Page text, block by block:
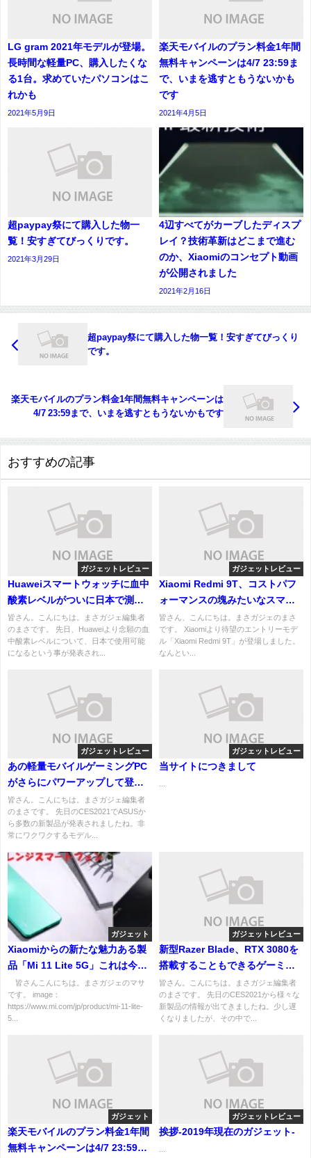
LG gram 2021年モデルが登場。
長時間な軽量PC、購入したくな
る1台。求めていたパソコンはこ
れかも
2021年5月9日
楽天モバイルのプラン料金1年間
無料キャンペーンは4/7 23:59ま
で、いまを逃すともうないかも
です
2021年4月5日
超paypay祭にて購入した物一
覧！安すぎてびっくりです。
2021年3月29日
4辺すべてがカーブしたディスプ
レイ？技術革新はどこまで進む
のか、Xiaomiのコンセプト動画
が公開されました
2021年2月16日
超paypay祭にて購入した物一覧！安すぎてびっくり
です。
楽天モバイルのプラン料金1年間無料キャンペーンは
4/7 23:59まで、いまを逃すともうないかもです
おすすめの記事
ガジェットレビュー
Huaweiスマートウォッチに血中
酸素レベルがついに日本で測れ
るようになりました！
皆さん。こんにちは。まさガジェ編集者
のまさです。 先日、Huaweiより念願の血
中酸素レベルについて、日本で使用可能
になるという事が発表され...
ガジェットレビュー
Xiaomi Redmi 9T、コストパフ
ォーマンスの塊みたいなスマー
トフォンが発売！
皆さん、こんにちは。まさガジェのまさ
です。 Xiaomiより待望のエントリーモデ
ル「Xiaomi Redmi 9T」が登場しました。
なんとい...
ガジェットレビュー
あの軽量モバイルゲーミングPC
がさらにパワーアップして登
場！1.6kgの軽量ボディに
RTX3060搭載のASUS
「Zephyrus G14」
皆さん。こんにちは。まさガジェ編集者
のまさです。 先日のCES2021でASUSか
ら多数の新製品が発表されましたね。非
常にワクワクするモデル...
ガジェットレビュー
当サイトにつきまして
ガジェット
Xiaomiからの新たな魅力ある製
品「Mi 11 Lite 5G」これは今季
最高のミドルスマートフォンだ
皆さんこんにちは。まさガジェのマサ
です。 image：
https://www.mi.com/jp/product/mi-11-lite-
5...
ガジェットレビュー
新型Razer Blade、RTX 3080を
搭載することもできるゲーミン
グラップトップが登場
皆さん。こんにちは。まさガジェ編集者
のまさです。 先日のCES2021から様々な
新製品の情報が出てきましたね。少し遅
くなりましたが、その中で...
ガジェット
楽天モバイルのプラン料金1年間
無料キャンペーンは4/7 23:59ま
ガジェットレビュー
挨拶-2019年現在のガジェット-